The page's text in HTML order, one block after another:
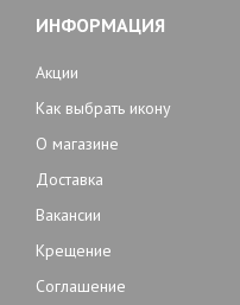
ИНФОРМАЦИЯ
Акции
Как выбрать икону
О магазине
Доставка
Вакансии
Крещение
Соглашение